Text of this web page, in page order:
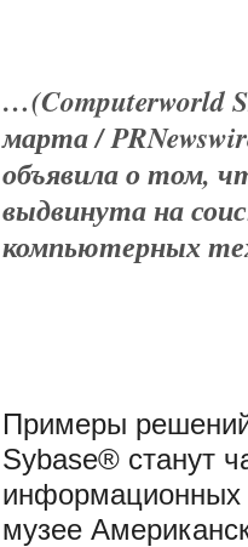
…(Computerworld
марта /
объявила о том,
выдвинута на
компьютерных
Примеры решений
Sybase® станут
информационных
музее